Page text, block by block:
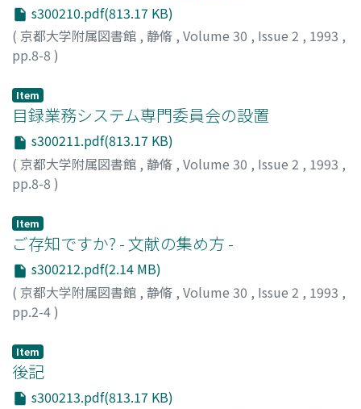
s300210.pdf(813.17 KB)
( 京都大学附属図書館 , 静脩 , Volume 30 , Issue 2 , 1993 ,
pp.8-8 )
Item
目録業務システム専門委員会の設置
s300211.pdf(813.17 KB)
( 京都大学附属図書館 , 静脩 , Volume 30 , Issue 2 , 1993 ,
pp.8-8 )
Item
ご存知ですか? - 文献の集め方 -
s300212.pdf(2.14 MB)
( 京都大学附属図書館 , 静脩 , Volume 30 , Issue 2 , 1993 ,
pp.2-4)
Item
後記
s300213.pdf(813.17 KB)